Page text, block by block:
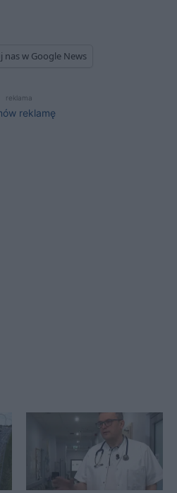
nas w Google News
reklama
reklamę